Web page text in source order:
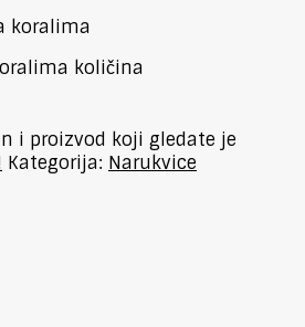
koralima
količina
i proizvod koji gledate je
Kategorija: Narukvice